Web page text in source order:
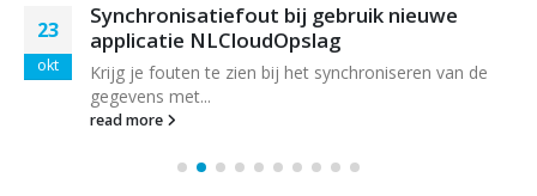
23
okt
Synchronisatiefout bij gebruik nieuwe
applicatie NLCloudOpslag
Krijg je fouten te zien bij het synchroniseren van de
gegevens met...
read more